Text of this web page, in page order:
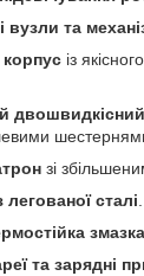
вузли та
корпус із
зі
сталі.
змазка
та зарядні